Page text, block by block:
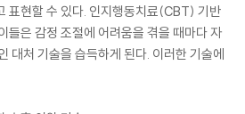
표현할 수 있다. 인지행동치료(CBT) 기반
들은 감정 조절에 어려움을 겪을 때마다 자
대처 기술을 습득하게 된다. 이러한 기술에